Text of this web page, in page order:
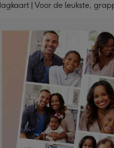
| Voor de leukste,